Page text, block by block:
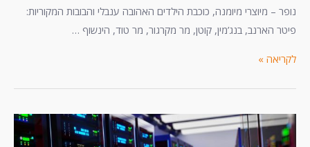
נופר – מיוצרי מיומנה, כוכבת הילדים האהובה ענבלי והבובות המקוריות:
פיטר הארנב, בנג’מין, קוטן, מר מקרגור, מר טוד, הינשוף …
לקריאה »